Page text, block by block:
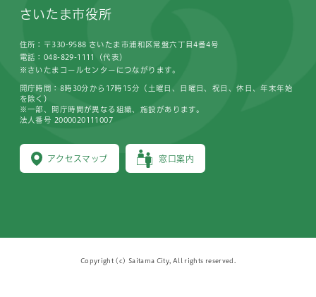
さいたま市役所
住所：〒330-9588 さいたま市浦和区常盤六丁目4番4号
電話：048-829-1111（代表）
※さいたまコールセンターにつながります。
アクセスマップ 窓口案内
開庁時間：8時30分から17時15分（土曜日、日曜日、祝日、休日、年末年始
を除く）
※一部、開庁時間が異なる組織、施設があります。
法人番号 2000020111007
Copyright (c) Saitama City, All rights reserved.